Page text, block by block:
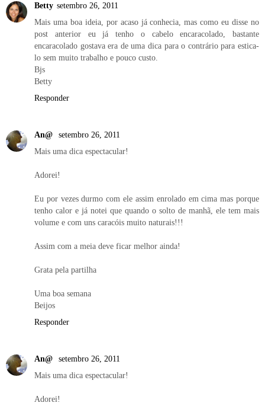
Betty setembro 26, 2011
Mais uma boa ideia, por acaso já conhecia, mas como eu disse no
post anterior eu já tenho o cabelo encaracolado, bastante
encaracolado gostava era de uma dica para o contrário para estica-
lo sem muito trabalho e pouco custo.
Bjs
Betty
Responder
An@
setembro 26, 2011
Mais uma dica espectacular!
Adorei!
Eu por vezes durmo com ele assim enrolado em cima mas porque
tenho calor e já notei que quando o solto de manhã, ele tem mais
volume e com uns caracóis muito naturais!!!
Assim com a meia deve ficar melhor ainda!
Grata pela partilha
Uma boa semana
Beijos
Responder
An@
setembro 26, 2011
Mais uma dica espectacular!
Adorei!